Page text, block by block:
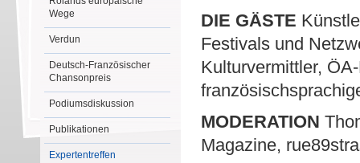
Wege
Verdun
Deutsch-Französischer
Chansonpreis
Podiumsdiskussion
Publikationen
Expertentreffen
DIE GÄSTE
Festivals und
Kulturvermittler,
MODERATION
Magazine,